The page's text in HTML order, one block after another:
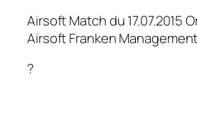
Airsoft Match du 17.07.2015
Airsoft Franken Management
?